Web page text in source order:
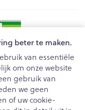
beter te maken.
van essentiële
om onze website
gebruik van
we geen
of uw cookie-